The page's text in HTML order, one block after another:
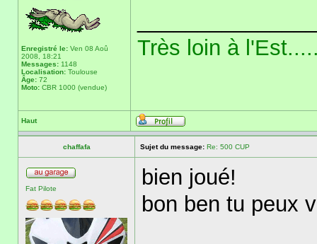
Enregistré le: Ven 08 Aoû
2008, 18:21
Messages: 1148
Localisation: Toulouse
Âge: 72
Moto: CBR 1000 (vendue)
Très loin à
Haut
chaffafa Sujet du message: Re: 500 CUP
Fat Pilote
bien joué!
bon ben tu peux